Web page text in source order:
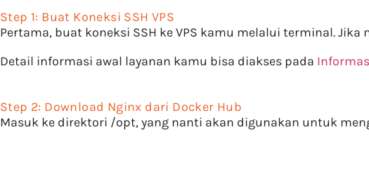
Step 1: Buat Koneksi SSH VPS
Pertama, buat koneksi SSH ke VPS kamu melalui terminal.
Detail informasi awal layanan kamu bisa diakses pada
Step 2: Download Nginx dari Docker Hub
Masuk ke direktori /opt, yang nanti akan digunakan untuk